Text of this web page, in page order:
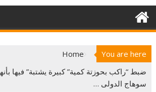
You are here
Home
ضبط “راكب بحوزتة كمية” كبيرة يشتبة” فيها
سوهاج الدولى …